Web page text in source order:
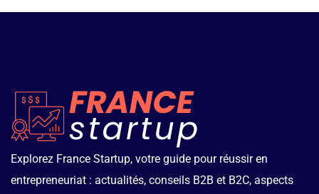
Explorez France Startup, votre guide pour réussir en
entrepreneuriat : actualités, conseils B2B et B2C, aspects